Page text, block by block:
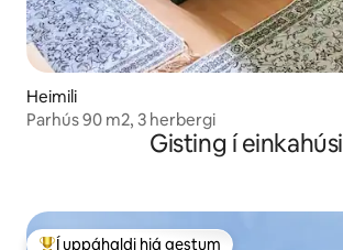
Heimili
Parhús 90 m2, 3 herbergi
Gisting í einkahúsi
Í uppáhaldi hjá gestum